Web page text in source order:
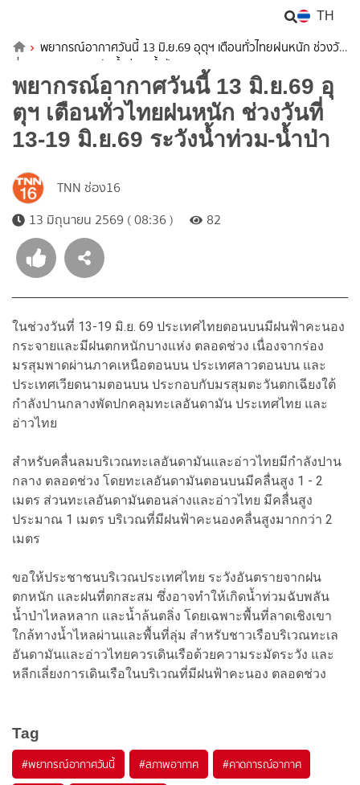
TH
พยากรณ์อากาศวันนี้ 13 มิ.ย.69 อุตุฯ เตือนทั่วไทยฝนหนัก ช่วงวัน
ที่ 13-19 มิ.ย.69 ระวังน้ำท่วม-น้ำป่า
พยากรณ์อากาศวันนี้ 13 มิ.ย.69 อุ
ตุฯ เตือนทั่วไทยฝนหนัก ช่วงวันที่
13-19 มิ.ย.69 ระวังน้ำท่วม-น้ำป่า
TNN ช่อง16
13 มิถุนายน 2569 ( 08:36 )
82
ในช่วงวันที่ 13-19 มิ.ย. 69 ประเทศไทยตอนบนมีฝนฟ้าคะนอง
กระจายและมีฝนตกหนักบางแห่ง ตลอดช่วง เนื่องจากร่อง
มรสุมพาดผ่านภาคเหนือตอนบน ประเทศลาวตอนบน และ
ประเทศเวียดนามตอนบน ประกอบกับมรสุมตะวันตกเฉียงใต้
กำลังปานกลางพัดปกคลุมทะเลอันดามัน ประเทศไทย และ
อ่าวไทย
สำหรับคลื่นลมบริเวณทะเลอันดามันและอ่าวไทยมีกำลังปาน
กลาง ตลอดช่วง โดยทะเลอันดามันตอนบนมีคลื่นสูง 1 - 2
เมตร ส่วนทะเลอันดามันตอนล่างและอ่าวไทย มีคลื่นสูง
ประมาณ 1 เมตร บริเวณที่มีฝนฟ้าคะนองคลื่นสูงมากกว่า 2
เมตร
ขอให้ประชาชนบริเวณประเทศไทย ระวังอันตรายจากฝน
ตกหนัก และฝนที่ตกสะสม ซึ่งอาจทำให้เกิดน้ำท่วมฉับพลัน
น้ำป่าไหลหลาก และน้ำล้นตลิ่ง โดยเฉพาะพื้นที่ลาดเชิงเขา
ใกล้ทางน้ำไหลผ่านและพื้นที่ลุ่ม สำหรับชาวเรือบริเวณทะเล
อันดามันและอ่าวไทยควรเดินเรือด้วยความระมัดระวัง และ
หลีกเลี่ยงการเดินเรือในบริเวณที่มีฝนฟ้าคะนอง ตลอดช่วง
Tag
#พยากรณ์อากาศวันนี้ #สภาพอากาศ #คาดการณ์อากาศ